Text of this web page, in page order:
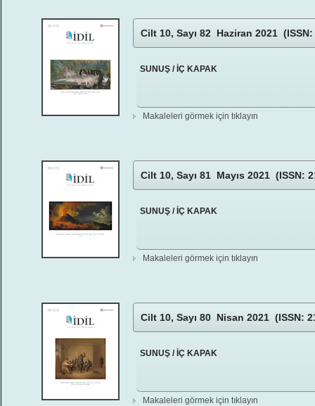
Cilt 10, Sayı 82 Haziran 2021
SUNUŞ / İÇ KAPAK
Makaleleri görmek için tıklayın
Cilt 10, Sayı 81 Mayıs 2021 (ISSN:
SUNUŞ / İÇ KAPAK
Makaleleri görmek için tıklayın
Cilt 10, Sayı 80 Nisan 2021 (ISSN:
SUNUŞ / İÇ KAPAK
Makaleleri görmek için tıklayın